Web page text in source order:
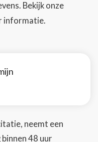
Bekijk onze
informatie.
neemt een
48 uur